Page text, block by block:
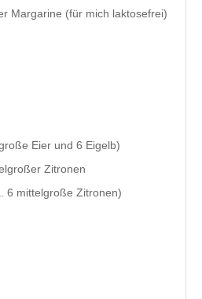
Margarine (für mich laktosefrei)
Eier und 6 Eigelb)
Zitronen
6 mittelgroße Zitronen)